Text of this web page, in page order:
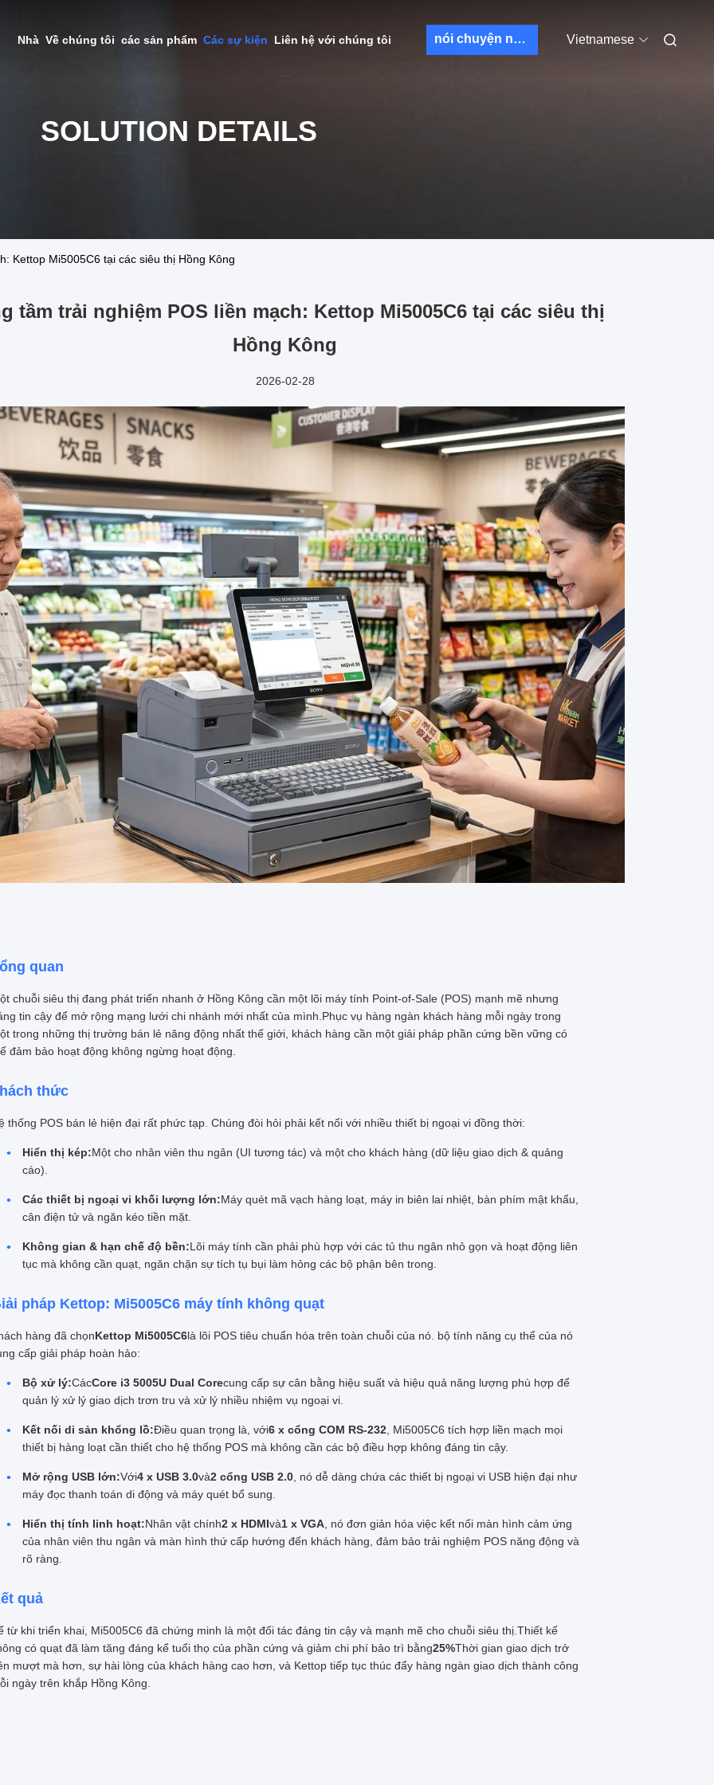
Nhà Về chúng tôi các sản phẩm Các sự kiện Liên hệ với chúng tôi nói chuyện ngay. Vietnamese
SOLUTION DETAILS
Kettop Mi5005C6 tại các siêu thị Hồng Kông
tầm trải nghiệm POS liền mạch: Kettop Mi5005C6 tại các siêu thị
Hồng Kông
2026-02-28
quan
chuỗi siêu thị đang phát triển nhanh ở Hồng Kông cần một lõi máy tính Point-of-Sale (POS) mạnh mẽ nhưng
tin cậy để mở rộng mạng lưới chi nhánh mới nhất của mình.Phục vụ hàng ngàn khách hàng mỗi ngày trong
trong những thị trường bán lẻ năng động nhất thế giới, khách hàng cần một giải pháp phần cứng bền vững có
đảm bảo hoạt động không ngừng hoạt động.
thức
thống POS bán lẻ hiện đại rất phức tạp. Chúng đòi hỏi phải kết nối với nhiều thiết bị ngoại vi đồng thời:
Hiển thị kép:Một cho nhân viên thu ngân (UI tương tác) và một cho khách hàng (dữ liệu giao dịch & quảng
cáo).
Các thiết bị ngoại vi khối lượng lớn:Máy quét mã vạch hàng loạt, máy in biên lai nhiệt, bàn phím mật khẩu,
cân điện tử và ngăn kéo tiền mặt.
Không gian & hạn chế độ bền:Lõi máy tính cần phải phù hợp với các tủ thu ngân nhỏ gọn và hoạt động liên
tục mà không cần quạt, ngăn chặn sự tích tụ bụi làm hỏng các bộ phận bên trong.
pháp Kettop: Mi5005C6 máy tính không quạt
hàng đã chọnKettop Mi5005C6là lõi POS tiêu chuẩn hóa trên toàn chuỗi của nó. bộ tính năng cụ thể của nó
cấp giải pháp hoàn hảo:
Bộ xử lý:CácCore i3 5005U Dual Corecung cấp sự cân bằng hiệu suất và hiệu quả năng lượng phù hợp để
quản lý xử lý giao dịch trơn tru và xử lý nhiều nhiệm vụ ngoại vi.
Kết nối di sản khổng lồ:Điều quan trọng là, với6 x cổng COM RS-232, Mi5005C6 tích hợp liền mạch mọi
thiết bị hàng loạt cần thiết cho hệ thống POS mà không cần các bộ điều hợp không đáng tin cậy.
Mở rộng USB lớn:Với4 x USB 3.0và2 cổng USB 2.0, nó dễ dàng chứa các thiết bị ngoại vi USB hiện đại như
máy đọc thanh toán di động và máy quét bổ sung.
Hiển thị tính linh hoạt:Nhân vật chính2 x HDMIvà1 x VGA, nó đơn giản hóa việc kết nối màn hình cảm ứng
của nhân viên thu ngân và màn hình thứ cấp hướng đến khách hàng, đảm bảo trải nghiệm POS năng động và
rõ ràng.
quả
từ khi triển khai, Mi5005C6 đã chứng minh là một đối tác đáng tin cậy và mạnh mẽ cho chuỗi siêu thị.Thiết kế
có quạt đã làm tăng đáng kể tuổi thọ của phần cứng và giảm chi phí bảo trì bằng25%Thời gian giao dịch trở
mượt mà hơn, sự hài lòng của khách hàng cao hơn, và Kettop tiếp tục thúc đẩy hàng ngàn giao dịch thành công
ngày trên khắp Hồng Kông.